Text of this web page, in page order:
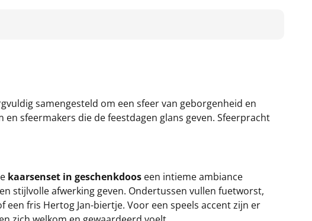
samengesteld om een sfeer van geborgenheid en
sfeermakers die de feestdagen glans geven. Sfeerpracht
kaarsenset in geschenkdoos een intieme ambiance
stijlvolle afwerking geven. Ondertussen vullen fuetworst,
fris Hertog Jan-biertje. Voor een speels accent zijn er